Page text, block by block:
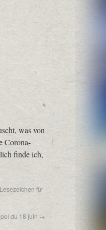
was von
Corona-
finde ich,
für
du 18 juin →